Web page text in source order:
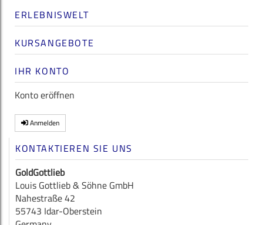
ERLEBNISWELT
KURSANGEBOTE
IHR KONTO
Konto eröffnen
Anmelden
KONTAKTIEREN SIE UNS
GoldGottlieb
Louis Gottlieb & Söhne GmbH
Nahestraße 42
55743 Idar-Oberstein